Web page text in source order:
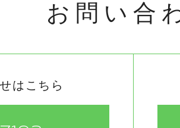
お問い合
はこちら